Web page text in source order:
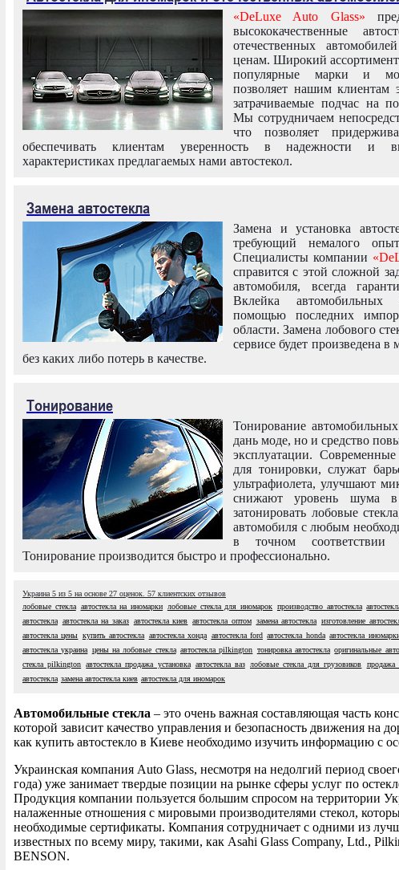
«DeLuxe Auto Glass»
высококачественные
отечественных
ценам. Широкий ассортимент
популярные марки и
позволяет нашим клиентам
затрачиваемые подчас на
Мы сотрудничаем
что позволяет
обеспечивать клиентам уверенность в надежности и
характеристиках предлагаемых нами автостекол.
Замена автостекла
Замена и установка
требующий немалого
Специалисты компании
справится с этой сложной
автомобиля, всегда
Вклейка автомобильных
помощью последних
области. Замена лобового
сервисе будет произведена
без каких либо потерь в качестве.
Тонирование
Тонирование
дань моде, но и средство
эксплуатации.
для тонировки, служат
ультрафиолета, улучшают
снижают уровень шума
затонировать лобовые
автомобиля с любым
в точном
Тонирование производится быстро и профессионально.
Украина 5 из 5 на основе 27 оценок. 57 клиентских отзывов
лобовые стекла автостекла на иномарки лобовые стекла для иномарок производство автостекла
автостекла автостекла на заказ автостекла киев автостекла оптом замена автостекла изготовление
автостекла цены купить автостекла автостекла хонда автостекла ford автостекла honda автостекла
автостекла украина цены на лобовые стекла автостекла pilkington тонировка автостекла оригинальные
стекла pilkington автостекла продажа установка автостекла ваз лобовые стекла для грузовиков продажа
автостекла замена автостекла киев автостекла для иномарок
Автомобильные стекла – это очень важная составляющая часть
которой зависит качество управления и безопасность движения на
как купить автостекло в Киеве необходимо изучить информацию с
Украинская компания Auto Glass, несмотря на недолгий период
года) уже занимает твердые позиции на рынке сферы услуг по
Продукция компании пользуется большим спросом на территории
налаженные отношения с мировыми производителями стекол,
необходимые сертификаты. Компания сотрудничает с одними из
известных по всему миру, такими, как Asahi Glass Company, Ltd.,
BENSON.